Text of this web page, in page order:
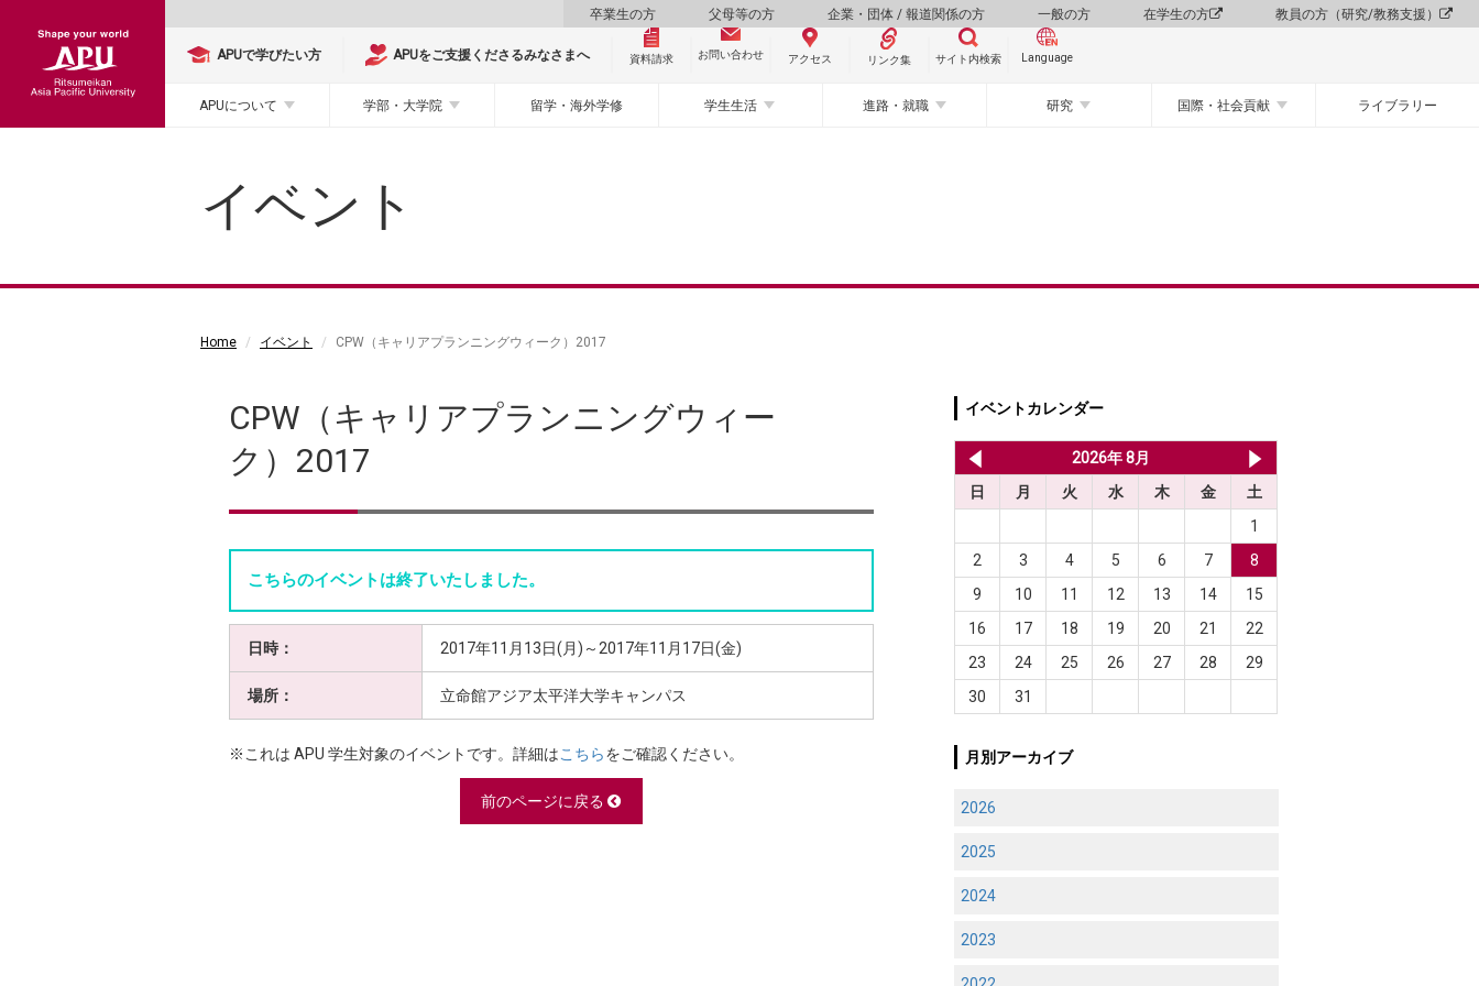
卒業生の方 父母等の方 企業・団体 / 報道関係の方 一般の方 在学生の方 教員の方（研究/教務支援）
APUで学びたい方 APUをご支援くださるみなさまへ 資料請求 お問い合わせ アクセス リンク集 サイト内検索 Language
APUについて 学部・大学院 留学・海外学修 学生生活 進路・就職 研究 国際・社会貢献 ライブラリー
イベント
Home イベント CPW（キャリアプランニングウィーク）2017
CPW（キャリアプランニングウィー
ク）2017
こちらのイベントは終了いたしました。
日時： 2017年11月13日(月)～2017年11月17日(金)
場所： 立命館アジア太平洋大学キャンパス
※これは APU 学生対象のイベントです。詳細はこちらをご確認ください。
前のページに戻る
イベントカレンダー
2026年 8月
日
月 火 水 木 金
土
1
2
3 4 5 6 7
8
9
10 11 12 13 14
15
16
17 18 19 20 21
22
23
24 25 26 27 28
29
30
31
月別アーカイブ
2026
2025
2024
2023